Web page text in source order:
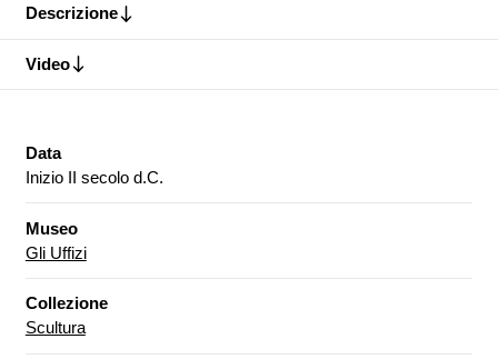
Descrizione
Video
Data
Inizio II secolo d.C.
Museo
Gli Uffizi
Collezione
Scultura